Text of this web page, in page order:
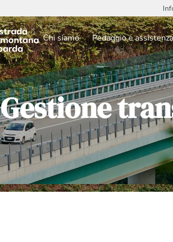
Chi siamo Pedaggio e assistenza
Gestione